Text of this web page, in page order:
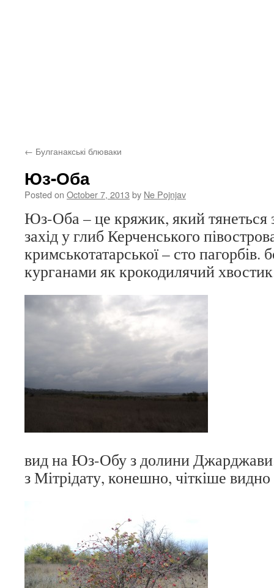
← Булганакські блюваки
Юз-Оба
Posted on October 7, 2013 by Ne Pojnjav
Юз-Оба – це кряжик, який
захід у глиб Керченського
кримськотатарської – сто пагорбів.
курганами як крокодилячий
вид на Юз-Обу з долини Джарджави.
з Мітрідату, конешно, чіткіше